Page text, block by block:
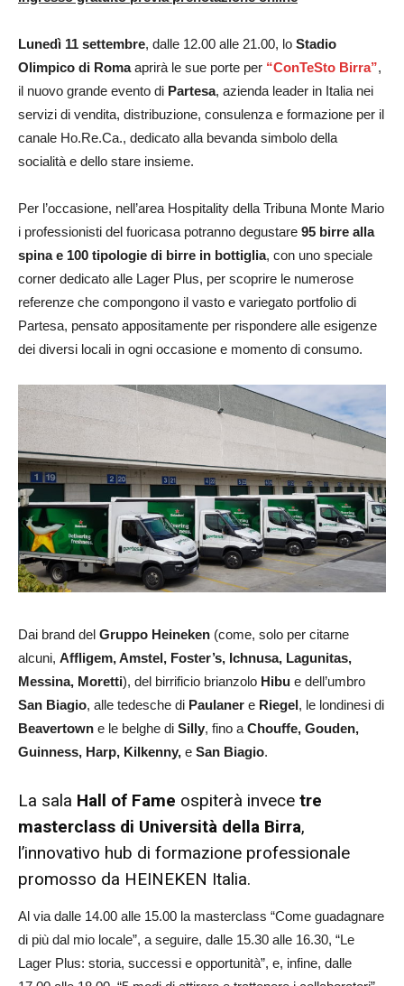
Lunedì 11 settembre, dalle 12.00 alle 21.00, lo Stadio
Olimpico di Romaaprirà le sue porte per “ConTeSto Birra”,
il nuovo grande evento di Partesa, azienda leader in Italia nei
servizi di vendita, distribuzione, consulenza e formazione per il
canale Ho.Re.Ca., dedicato alla bevanda simbolo della
socialità e dello stare insieme.
Per l’occasione, nell’area Hospitality della Tribuna Monte Mario
i professionisti del fuoricasa potranno degustare 95 birre alla
spina e 100 tipologie di birre in bottiglia, con uno speciale
corner dedicato alle Lager Plus, per scoprire le numerose
referenze che compongono il vasto e variegato portfolio di
Partesa, pensato appositamente per rispondere alle esigenze
dei diversi locali in ogni occasione e momento di consumo.
Dai brand del Gruppo Heineken (come, solo per citarne
alcuni, Affligem, Amstel, Foster’s, Ichnusa, Lagunitas,
Messina, Moretti), del birrificio brianzolo Hibu e dell’umbro
San Biagio, alle tedesche di Paulaner e Riegel, le londinesi di
Beavertown e le belghe di Silly, fino a Chouffe, Gouden,
Guinness, Harp, Kilkenny, e San Biagio.
La sala Hall of Fame ospiterà invece tre
masterclass di Università della Birra,
l’innovativo hub di formazione professionale
promosso da HEINEKEN Italia.
Al via dalle 14.00 alle 15.00 la masterclass “Come guadagnare
di più dal mio locale”, a seguire, dalle 15.30 alle 16.30, “Le
Lager Plus: storia, successi e opportunità”, e, infine, dalle